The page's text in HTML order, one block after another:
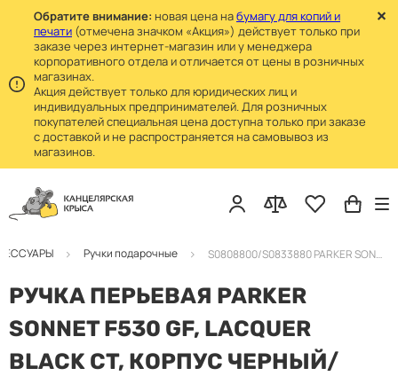
Обратите внимание: новая цена набумагу для копий и
печати (отмечена значком «Акция») действует только при
заказе через интернет-магазин или у менеджера
корпоративного отдела и отличается от цены в розничных
магазинах.
Акция действует только для юридических лиц и
индивидуальных предпринимателей. Для розничных
покупателей специальная цена доступна только при заказе
с доставкой и не распространяется на самовывоз из
магазинов.
Ручки подарочные S0808800/S0833880 PARKER SONNET CT Ручка перьевая черный лак/хром
РУЧКА ПЕРЬЕВАЯ PARKER
SONNET F530 GF, LACQUER
BLACK СT, КОРПУС ЧЕРНЫЙ/